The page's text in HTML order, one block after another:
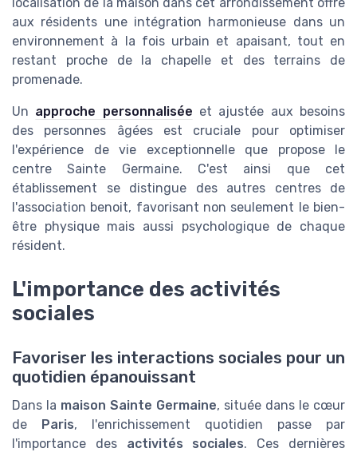
localisation de la maison dans cet arrondissement offre
aux résidents une intégration harmonieuse dans un
environnement à la fois urbain et apaisant, tout en
restant proche de la chapelle et des terrains de
promenade.
Un approche personnalisée et ajustée aux besoins
des personnes âgées est cruciale pour optimiser
l'expérience de vie exceptionnelle que propose le
centre Sainte Germaine. C'est ainsi que cet
établissement se distingue des autres centres de
l'association benoit, favorisant non seulement le bien-
être physique mais aussi psychologique de chaque
résident.
L'importance des activités
sociales
Favoriser les interactions sociales pour un
quotidien épanouissant
Dans la maison Sainte Germaine, située dans le cœur
de Paris, l'enrichissement quotidien passe par
l'importance des activités sociales. Ces dernières